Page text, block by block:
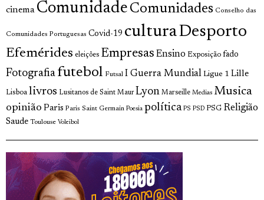
cinema Comunidade Comunidades Conselho das
Comunidades Portuguesas Covid-19 culturaDesporto
Efemérides eleições Empresas Ensino Exposição fado
Fotografia futebol Futsal I Guerra Mundial Ligue 1 Lille
Lisboa livros Lusitanos de Saint Maur Lyon Marseille Medias Musica
opinião Paris Paris Saint Germain Poesia política PS PSD PSG Religião
Saude Toulouse Voleibol